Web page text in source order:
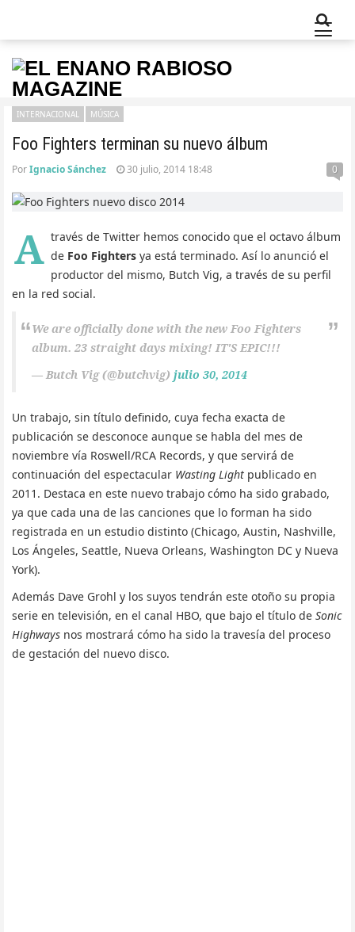
Foo Fighters terminan su nuevo álbum
INTERNACIONAL MÚSICA
PorIgnacio Sánchez 30 julio, 2014 18:48 0
A través de Twitter hemos conocido que el octavo álbum
de Foo Fighters ya está terminado. Así lo anunció el
productor del mismo, Butch Vig, a través de su perfil
en la red social.
We are officially done with the new Foo Fighters
album. 23 straight days mixing! IT'S EPIC!!!
— Butch Vig (@butchvig) julio 30, 2014
Un trabajo, sin título definido, cuya fecha exacta de
publicación se desconoce aunque se habla del mes de
noviembre vía Roswell/RCA Records, y que servirá de
continuación del espectacular Wasting Light publicado en
2011. Destaca en este nuevo trabajo cómo ha sido grabado,
ya que cada una de las canciones que lo forman ha sido
registrada en un estudio distinto (Chicago, Austin, Nashville,
Los Ángeles, Seattle, Nueva Orleans, Washington DC y Nueva
York).
Además Dave Grohl y los suyos tendrán este otoño su propia
serie en televisión, en el canal HBO, que bajo el título de Sonic
Highways nos mostrará cómo ha sido la travesía del proceso
de gestación del nuevo disco.